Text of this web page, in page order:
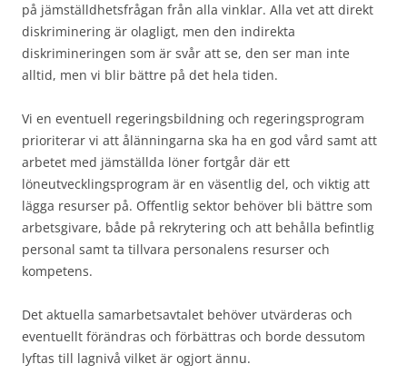
på jämställdhetsfrågan från alla vinklar. Alla vet att direkt
diskriminering är olagligt, men den indirekta
diskrimineringen som är svår att se, den ser man inte
alltid, men vi blir bättre på det hela tiden.
Vi en eventuell regeringsbildning och regeringsprogram
prioriterar vi att ålänningarna ska ha en god vård samt att
arbetet med jämställda löner fortgår där ett
löneutvecklingsprogram är en väsentlig del, och viktig att
lägga resurser på. Offentlig sektor behöver bli bättre som
arbetsgivare, både på rekrytering och att behålla befintlig
personal samt ta tillvara personalens resurser och
kompetens.
Det aktuella samarbetsavtalet behöver utvärderas och
eventuellt förändras och förbättras och borde dessutom
lyftas till lagnivå vilket är ogjort ännu.